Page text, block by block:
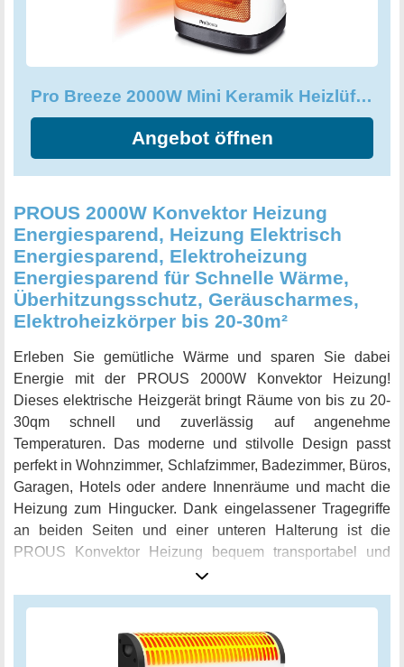
leistungsstarke Heizung, wo immer Sie es brauchen.
Pro Breeze 2000W Mini Keramik Heizlüfter energiesparend mit automatischer Oszillation
Angebot öffnen
PROUS 2000W Konvektor Heizung
Energiesparend, Heizung Elektrisch
Energiesparend, Elektroheizung
Energiesparend für Schnelle Wärme,
Überhitzungsschutz, Geräuscharmes,
Elektroheizkörper bis 20-30m²
Erleben Sie gemütliche Wärme und sparen Sie dabei
Energie mit der PROUS 2000W Konvektor Heizung!
Dieses elektrische Heizgerät bringt Räume von bis zu 20-
30qm schnell und zuverlässig auf angenehme
Temperaturen. Das moderne und stilvolle Design passt
perfekt in Wohnzimmer, Schlafzimmer, Badezimmer, Büros,
Garagen, Hotels oder andere Innenräume und macht die
Heizung zum Hingucker. Dank eingelassener Tragegriffe
an beiden Seiten und einer unteren Halterung ist die
PROUS Konvektor Heizung bequem transportabel und
kann überallhin mitgenommen werden. Mit einer
Geräuschkontrolle von 0-10Db arbeitet die Heizung zudem
Arbeiten. Sicherheit wird hier großgeschrieben: Ein
eingebauter Überhitzungsschutz schützt vor Unfällen und